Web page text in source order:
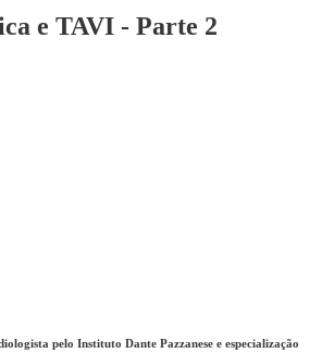
e TAVI - Parte 2
pelo Instituto Dante Pazzanese e especialização